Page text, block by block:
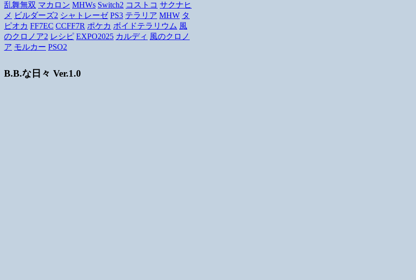
乱舞無双 マカロン MHWs Switch2 コストコ サクナヒ
メ ビルダーズ2 シャトレーゼ PS3 テラリア MHW タ
ピオカ FF7EC CCFF7R ポケカ ボイドテラリウム 風
のクロノア2 レシピ EXPO2025 カルディ 風のクロノ
ア モルカー PSO2
B.B.な日々 Ver.1.0